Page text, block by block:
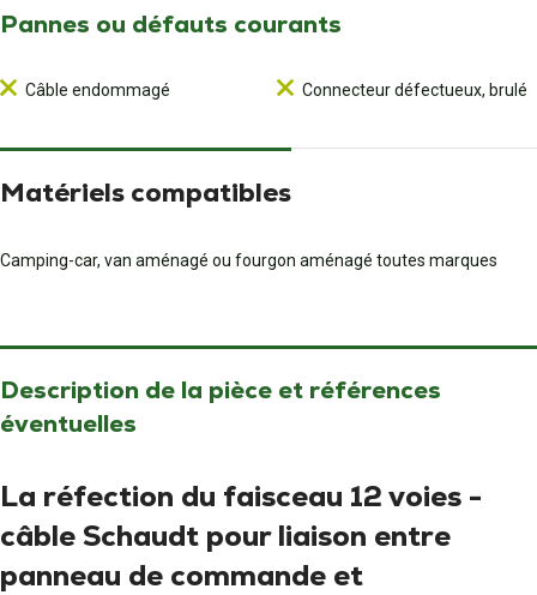
Pannes ou défauts courants
Câble endommagé Connecteur défectueux, brulé
Matériels compatibles
Camping-car, van aménagé ou fourgon aménagé toutes marques
Description de la pièce et références
éventuelles
La réfection du faisceau 12 voies -
câble Schaudt pour liaison entre
panneau de commande et